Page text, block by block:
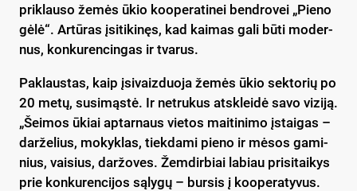
pri­klau­so že­mės ūkio koo­pe­ra­ti­nei bend­ro­vei „Pie­no
gė­lė“. Ar­tū­ras įsi­ti­ki­nęs, kad kai­mas ga­li bū­ti mo­der­
nus, kon­ku­ren­cin­gas ir tva­rus.
Pak­laus­tas, kaip įsi­vaiz­duo­ja že­mės ūkio sek­to­rių po
20 me­tų, su­si­mąs­tė. Ir ne­tru­kus at­sklei­dė sa­vo vi­zi­ją.
„Šei­mos ūkiai ap­tar­naus vie­tos mai­ti­ni­mo įstai­gas –
dar­že­lius, mo­kyk­las, tiek­da­mi pie­no ir mė­sos ga­mi­
nius, vai­sius, dar­žo­ves. Žem­dir­biai la­biau pri­si­tai­kys
prie kon­ku­ren­ci­jos są­ly­gų – bur­sis į koo­pe­ra­ty­vus.